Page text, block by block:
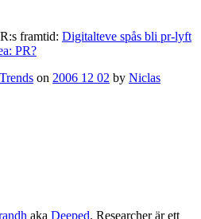
framtid: Digitalteve spås bli pr-lyft
PR?
Trends on 2006 12 02 by Niclas
aka Deeped. Researcher är ett